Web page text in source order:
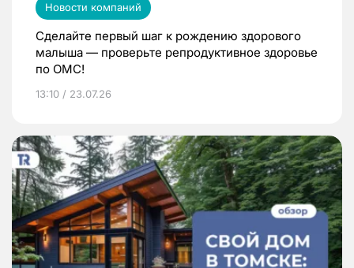
Новости компаний
Сделайте первый шаг к рождению здорового
малыша — проверьте репродуктивное здоровье
по ОМС!
13:10 / 23.07.26